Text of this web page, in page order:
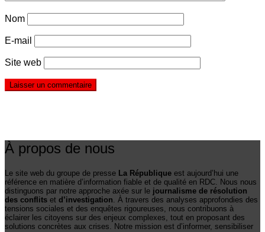
Nom
E-mail
Site web
À propos de nous
Le site web du groupe de presse La République est aujourd’hui une
référence en matière d’information fiable et de qualité en RDC. Nous nous
distinguons par notre approche axée sur le journalisme de résolution
des conflits et d’investigation. À travers des analyses approfondies des
tensions sociales et des enquêtes rigoureuses, nous contribuons à
éclairer les citoyens sur des enjeux complexes, tout en proposant des
solutions concrètes aux crises. Notre mission est d’informer, sensibiliser